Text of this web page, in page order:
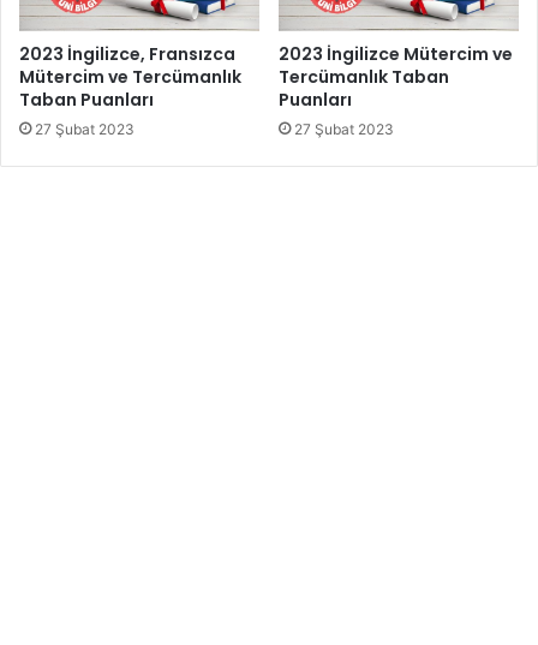
2023 İngilizce, Fransızca
Mütercim ve Tercümanlık
Taban Puanları
27 Şubat 2023
2023 İngilizce Mütercim ve
Tercümanlık Taban
Puanları
27 Şubat 2023